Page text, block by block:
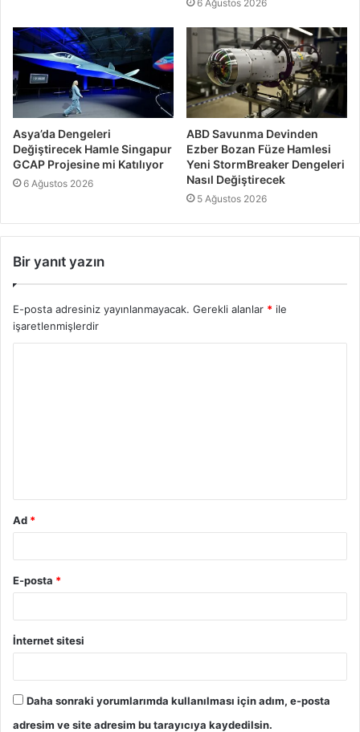
6 Ağustos 2026
Asya’da Dengeleri
Değiştirecek Hamle Singapur
GCAP Projesine mi Katılıyor
6 Ağustos 2026
ABD Savunma Devinden
Ezber Bozan Füze Hamlesi
Yeni StormBreaker Dengeleri
Nasıl Değiştirecek
5 Ağustos 2026
Bir yanıt yazın
E-posta adresiniz yayınlanmayacak. Gerekli alanlar * ile
işaretlenmişlerdir
Ad *
E-posta *
İnternet sitesi
Daha sonraki yorumlarımda kullanılması için adım, e-posta
adresim ve site adresim bu tarayıcıya kaydedilsin.